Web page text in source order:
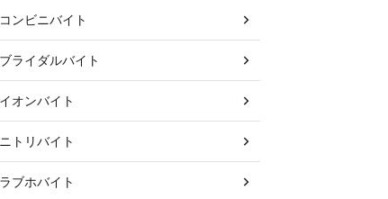
コンビニバイト
ブライダルバイト
イオンバイト
ニトリバイト
ラブホバイト